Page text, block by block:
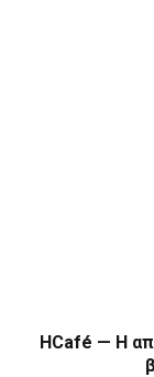
HCafé — Η